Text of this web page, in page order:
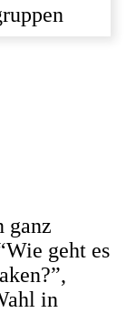
ganz
geht es
in